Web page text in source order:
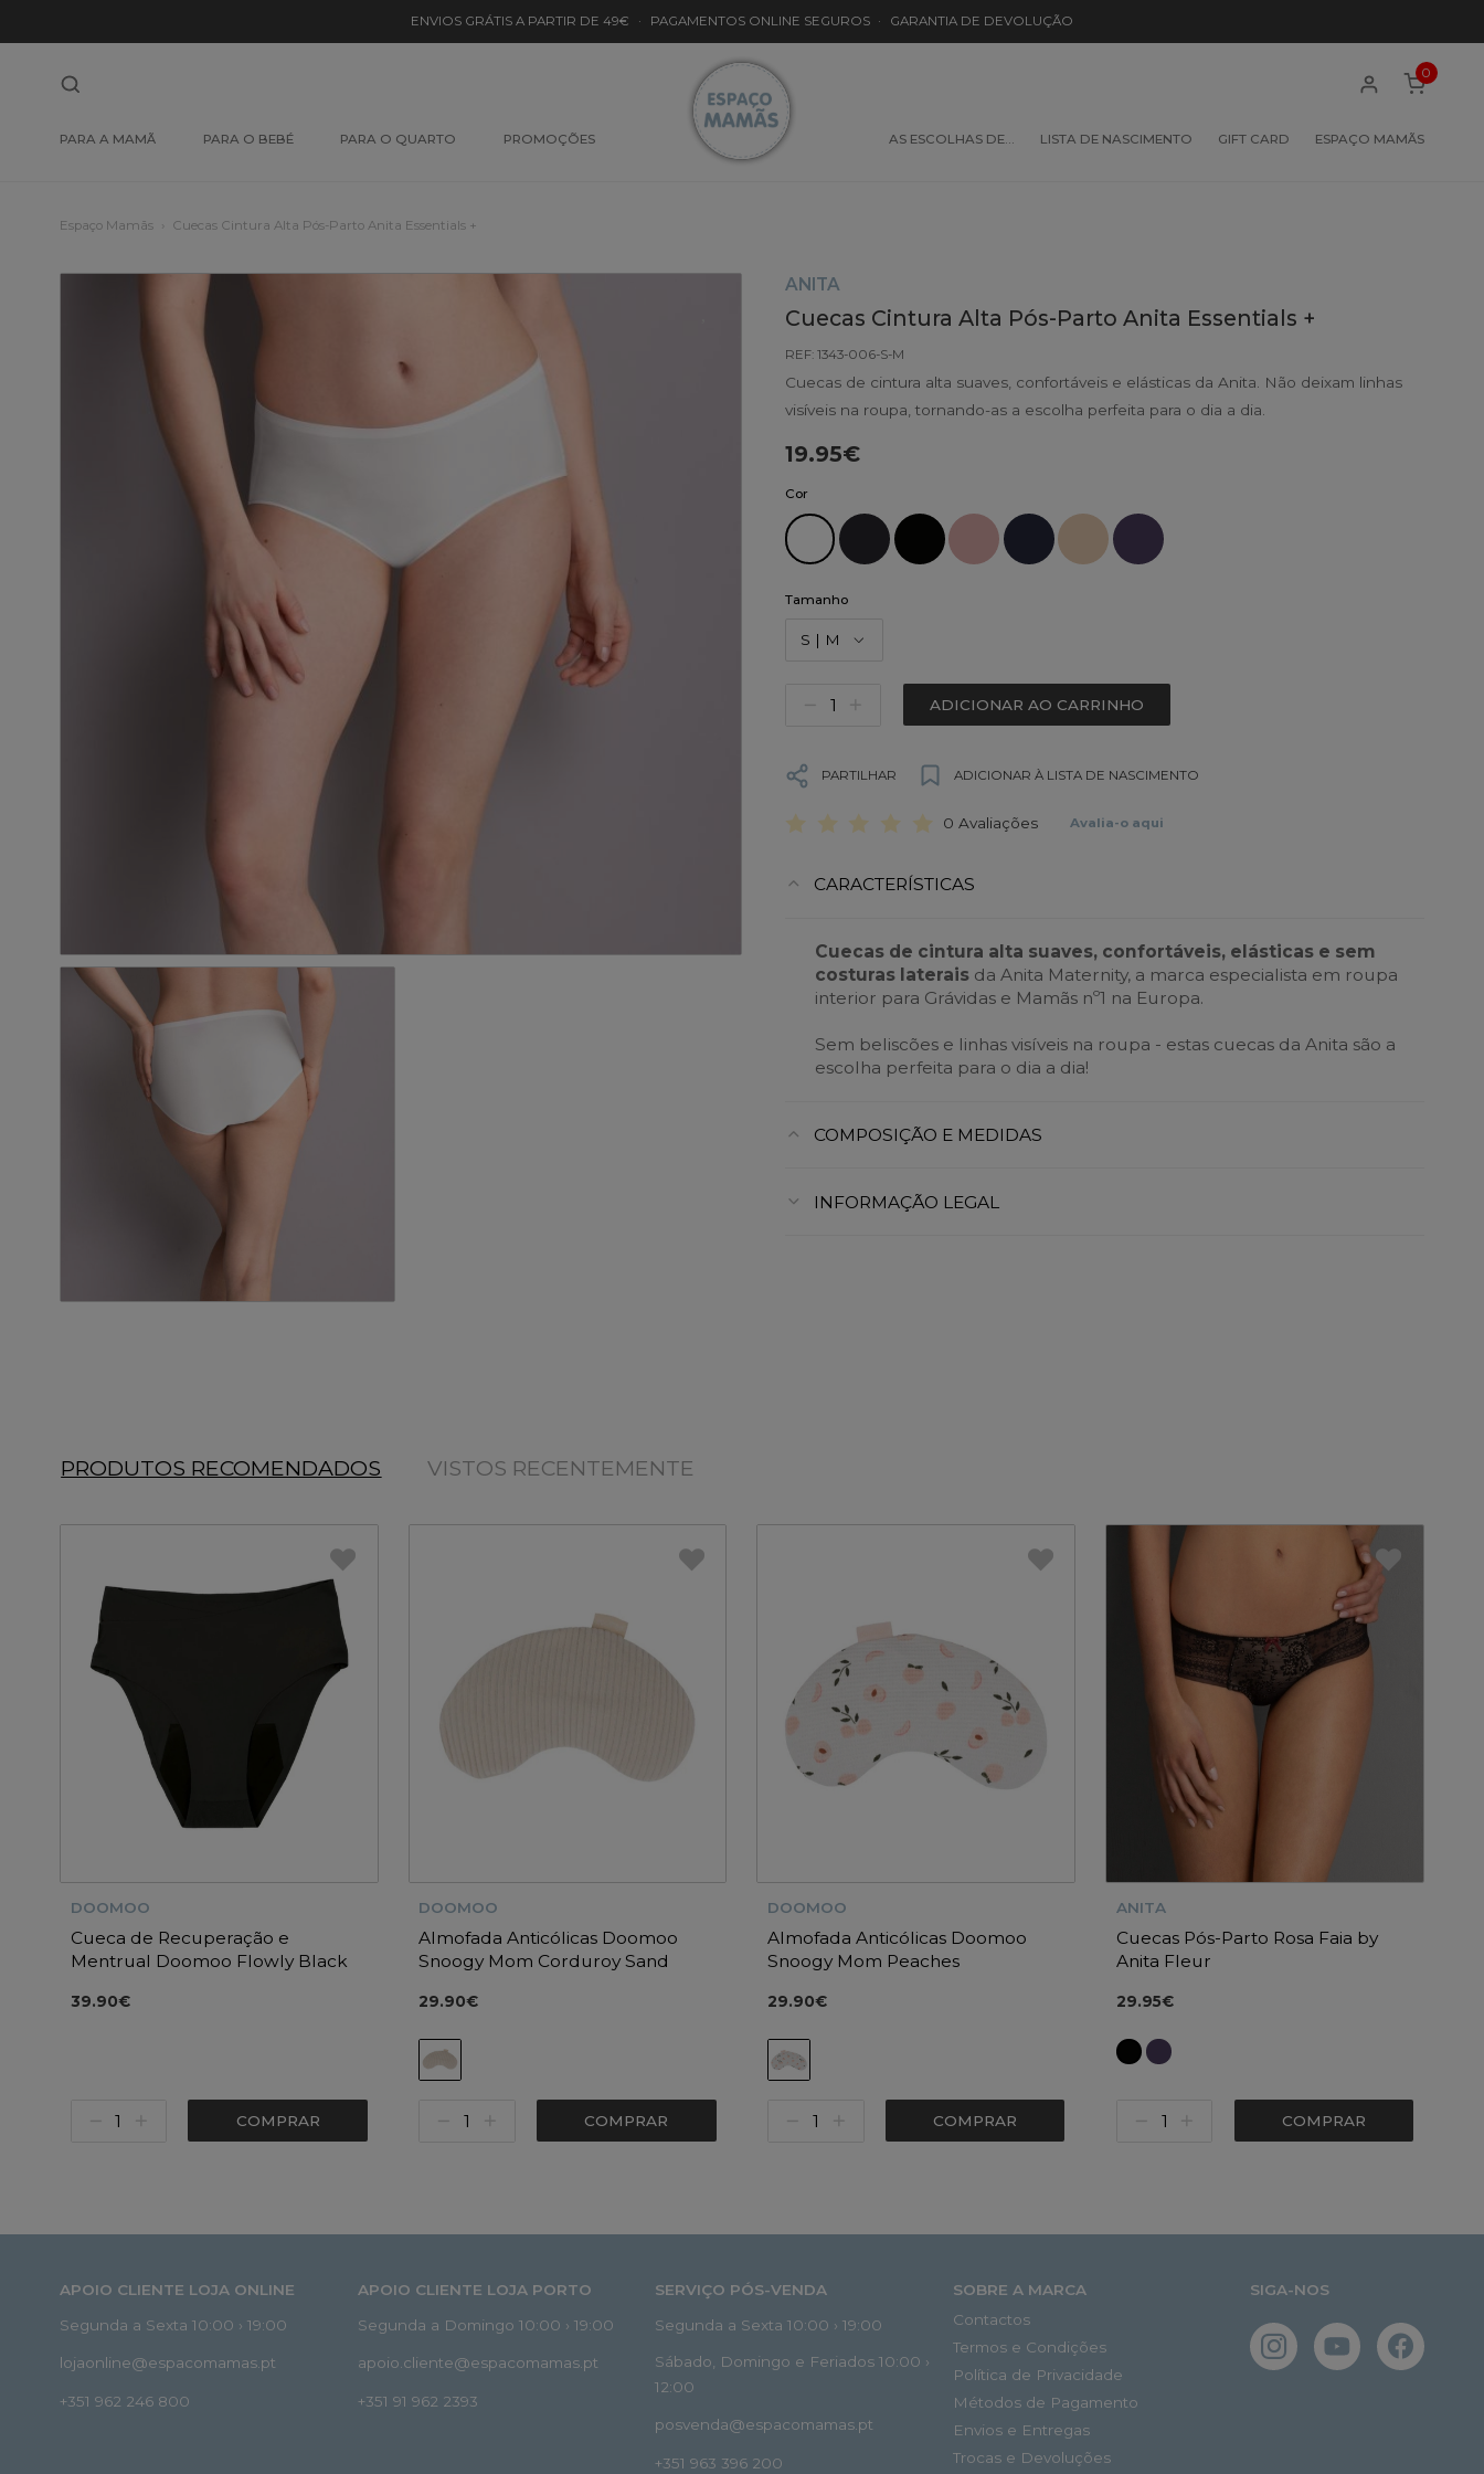
ENVIOS GRÁTIS A PARTIR DE 49€ · PAGAMENTOS ONLINE SEGUROS · GARANTIA DE DEVOLUÇÃO
PARA A MAMÃ PARA O BEBÉ PARA O QUARTO PROMOÇÕES AS ESCOLHAS DE… LISTA DE NASCIMENTO GIFT CARD ESPAÇO MAMÃS
0
Espaço Mamãs Cuecas Cintura Alta Pós-Parto Anita Essentials +
ANITA
Cuecas Cintura Alta Pós-Parto Anita Essentials +
REF: 1343-006-S-M
Cuecas de cintura alta suaves, confortáveis e elásticas da Anita. Não deixam linhas
visíveis na roupa, tornando-as a escolha perfeita para o dia a dia.
19.95€
Cor
Tamanho
S | M
ADICIONAR AO CARRINHO
PARTILHAR ADICIONAR À LISTA DE NASCIMENTO
0 Avaliações Avalia-o aqui
CARACTERÍSTICAS
Cuecas de cintura alta suaves, confortáveis, elásticas e sem
costuras laterais da Anita Maternity, a marca especialista em roupa
interior para Grávidas e Mamãs nº1 na Europa.
Sem beliscões e linhas visíveis na roupa - estas cuecas da Anita são a
escolha perfeita para o dia a dia!
COMPOSIÇÃO E MEDIDAS
INFORMAÇÃO LEGAL
PRODUTOS RECOMENDADOS VISTOS RECENTEMENTE
DOOMOO
Cueca de Recuperação e
Mentrual Doomoo Flowly Black
39.90€
COMPRAR
DOOMOO
Almofada Anticólicas Doomoo
Snoogy Mom Corduroy Sand
29.90€
COMPRAR
DOOMOO
Almofada Anticólicas Doomoo
Snoogy Mom Peaches
29.90€
COMPRAR
ANITA
Cuecas Pós-Parto Rosa Faia by
Anita Fleur
29.95€
COMPRAR
APOIO CLIENTE LOJA ONLINE
Segunda a Sexta 10:00 › 19:00
lojaonline@espacomamas.pt
+351 962 246 800
APOIO CLIENTE LOJA PORTO
Segunda a Domingo 10:00 › 19:00
apoio.cliente@espacomamas.pt
+351 91 962 2393
SERVIÇO PÓS-VENDA
Segunda a Sexta 10:00 › 19:00
Sábado, Domingo e Feriados 10:00 ›
12:00
posvenda@espacomamas.pt
+351 963 396 200
SOBRE A MARCA
Contactos
Termos e Condições
Política de Privacidade
Métodos de Pagamento
Envios e Entregas
Trocas e Devoluções
SIGA-NOS